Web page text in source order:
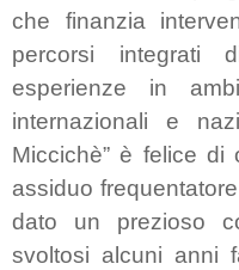
che finanzia
percorsi integrati
esperienze in
internazionali e
Miccichè” è felice di
assiduo
dato un prezioso
svoltosi alcuni anni